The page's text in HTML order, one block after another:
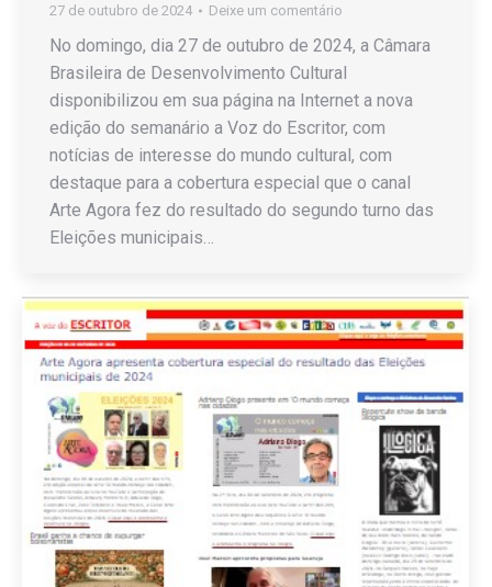
27 de outubro de 2024
Deixe um comentário
No domingo, dia 27 de outubro de 2024, a Câmara
Brasileira de Desenvolvimento Cultural
disponibilizou em sua página na Internet a nova
edição do semanário a Voz do Escritor, com
notícias de interesse do mundo cultural, com
destaque para a cobertura especial que o canal
Arte Agora fez do resultado do segundo turno das
Eleições municipais…